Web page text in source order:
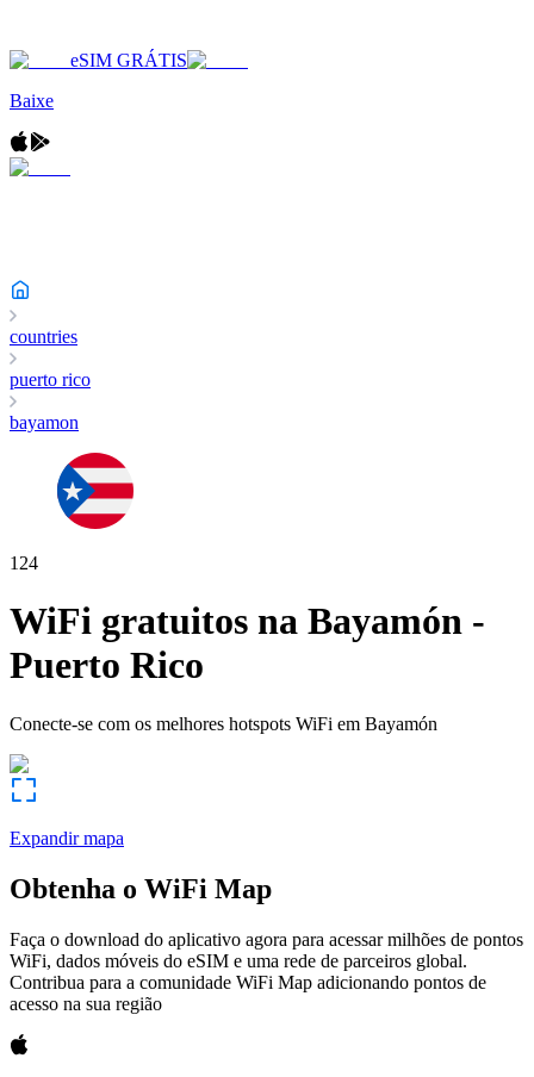
eSIM GRÁTIS
Baixe
countries
puerto rico
bayamon
124
WiFi gratuitos na Bayamón -
Puerto Rico
Conecte-se com os melhores hotspots WiFi em Bayamón
Expandir mapa
Obtenha o WiFi Map
Faça o download do aplicativo agora para acessar milhões de pontos
WiFi, dados móveis do eSIM e uma rede de parceiros global.
Contribua para a comunidade WiFi Map adicionando pontos de
acesso na sua região